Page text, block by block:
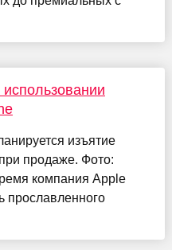
изъятие
продаже. Фото:
компания Apple
прославленного